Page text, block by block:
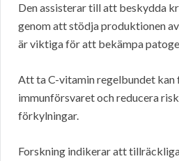
Den assisterar till att beskydda
genom att stödja produktionen
är viktiga för att bekämpa
Att ta C-vitamin regelbundet
immunförsvaret och reducera
förkylningar.
Forskning indikerar att